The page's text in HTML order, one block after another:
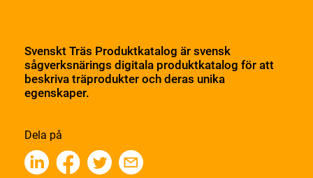
Svenskt Träs Produktkatalog är svensk
sågverksnärings digitala produktkatalog för att
beskriva träprodukter och deras unika
egenskaper.
Dela på